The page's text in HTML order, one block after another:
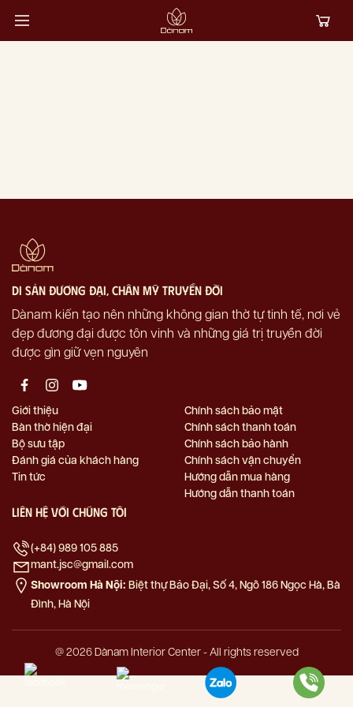
di sản đương đại, chân mỹ truyền đời
Dànam kiến tạo nên những không gian thờ tự tinh tế, nơi vẻ
đẹp đương đại được tôn vinh và những giá trị truyền đời
được gìn giữ vẹn nguyên
Giới thiệu
Bàn thờ hiện đại
Bộ sưu tập
Đánh giá của khách hàng
Tin tức
Chính sách bảo mật
Chính sách thanh toán
Chính sách bảo hành
Chính sách vận chuyển
Hướng dẫn mua hàng
Hướng dẫn thanh toán
Liên hệ với chúng tôi
(+84) 989 105 885
mant.jsc@gmail.com
Showroom Hà Nội: Biệt thự Bảo Đại, Số 4, Ngõ 186 Ngọc Hà, Bà
Đình, Hà Nội
@ 2026 Dànam Interior Center - All rights reserved